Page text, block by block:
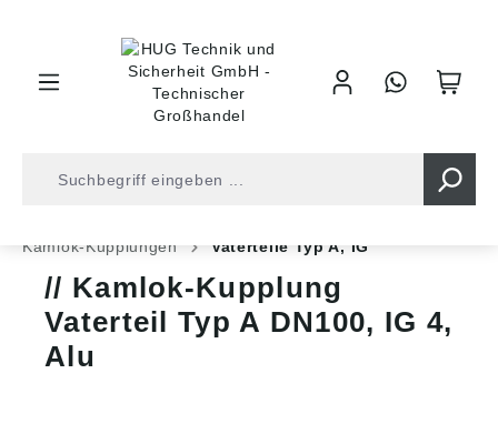
Kamlok-Kupplungen
Vaterteile Typ A, IG
Kamlok-Kupplung
Vaterteil Typ A DN100, IG 4,
Alu